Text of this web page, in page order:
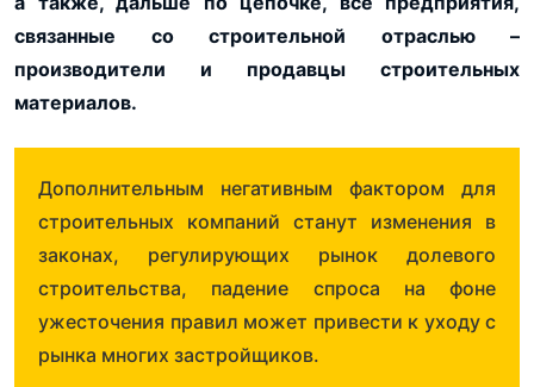
связанные со строительной отраслью –
производители и продавцы строительных
материалов.
Дополнительным негативным фактором для
строительных компаний станут изменения в
законах, регулирующих рынок долевого
строительства, падение спроса на фоне
ужесточения правил может привести к уходу с
рынка многих застройщиков.